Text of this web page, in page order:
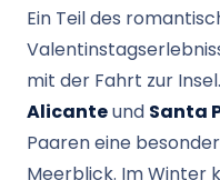
Ein Teil des
mit der Fahrt zur
Alicanteund Santa
Paaren eine
Meerblick. Im Winter